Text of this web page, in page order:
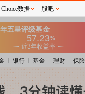
银行 基金 理财 保险
Choice数据 股吧